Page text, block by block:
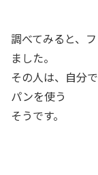
調べてみると、
ました。
その人は、自分
パンを使う
そうです。